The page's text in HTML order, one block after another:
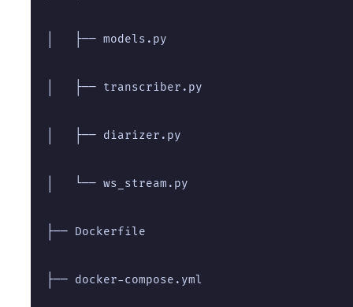
│   ├── models.py
│   ├── transcriber.py
│   ├── diarizer.py
│   └── ws_stream.py
├── Dockerfile
├── docker-compose.yml